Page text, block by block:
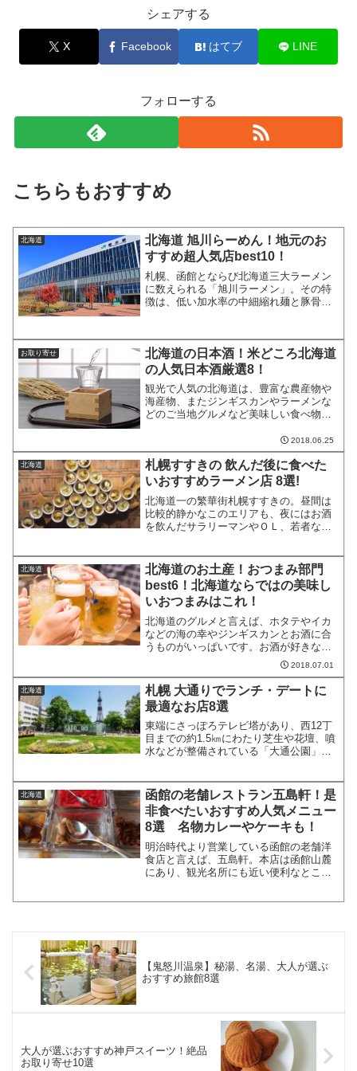
シェアする
X Facebook はてブ LINE
フォローする
こちらもおすすめ
北海道
北海道 旭川らーめん！地元のお
すすめ超人気店best10！
札幌、函館とならび北海道三大ラーメン
に数えられる「旭川ラーメン」。その特
徴は、低い加水率の中細縮れ麺と豚骨の
メン、函館の塩ラーメン、そして旭川は
醤油ラーメンと言われるこ...
お取り寄せ
北海道の日本酒！米どころ北海道
の人気日本酒厳選8！
観光で人気の北海道は、豊富な農産物や
海産物、またジンギスカンやラーメンな
どのご当地グルメなど美味しい食べ物が
カやウニ、カニ、ホッケなどの地元で採
れる新鮮な海の幸を味わう際には、美味
しい日本酒を一緒に飲みた...
2018.06.25
北海道
札幌すすきの 飲んだ後に食べた
いおすすめラーメン店 8選!
北海道一の繁華街札幌すすきの。昼間は
比較的静かなこのエリアも、夜にはお酒
を飲んだサラリーマンやＯＬ、若者など
なるのがラーメン。札幌のすすきのに
は、有名なラーメン横丁をはじ...
北海道
北海道のお土産！おつまみ部門
best6！北海道ならではの美味し
いおつまみはこれ！
北海道のグルメと言えば、ホタテやイカ
などの海の幸やジンギスカンとお酒に合
うものがいっぱいです。お酒が好きな人
は、北海道に観光で来るとついつい飲み
過ぎ、食べ過ぎなんてこともあるのでは
ないでしょうか。今回は、北海道の人気
のお土産の中からお酒のお...
2018.07.01
北海道
札幌 大通りでランチ・デートに
最適なお店8選
東端にさっぽろテレビ塔があり、西12丁
目までの約1.5㎞にわたり芝生や花壇、噴
水などが整備されている「大通公園」
その大通周辺でランチやデートにおすす
めのお店を8店ご紹介...
北海道
函館の老舗レストラン五島軒！是
非食べたいおすすめ人気メニュー
8選 名物カレーやケーキも！
明治時代より営業している函館の老舗洋
食店と言えば、五島軒。本店は函館山麓
にあり、観光名所にも近い便利なところ
【鬼怒川温泉】秘湯、名湯、大人が選ぶ
おすすめ旅館8選
大人が選ぶおすすめ神戸スイーツ！絶品
お取り寄せ10選